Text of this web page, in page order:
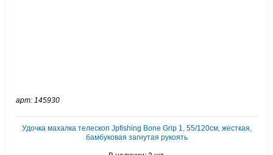
арт: 145930
Удочка махалка телескоп Jpfishing Bone Grip 1, 55/120см, жесткая,
бамбуковая загнутая рукоять